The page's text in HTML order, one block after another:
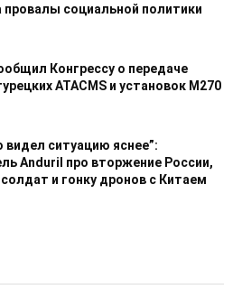
провалы социальной политики
Конгрессу о передаче
ATACMS и установок M270
видел ситуацию яснее”:
Anduril про вторжение России,
и гонку дронов с Китаем